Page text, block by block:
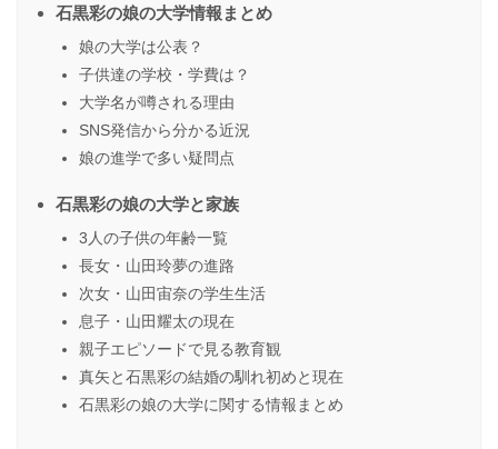
石黒彩の娘の大学情報まとめ
娘の大学は公表？
子供達の学校・学費は？
大学名が噂される理由
SNS発信から分かる近況
娘の進学で多い疑問点
石黒彩の娘の大学と家族
3人の子供の年齢一覧
長女・山田玲夢の進路
次女・山田宙奈の学生生活
息子・山田耀太の現在
親子エピソードで見る教育観
真矢と石黒彩の結婚の馴れ初めと現在
石黒彩の娘の大学に関する情報まとめ